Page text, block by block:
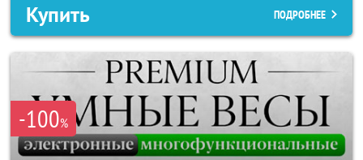
Купить ПОДРОБНЕЕ
-100%